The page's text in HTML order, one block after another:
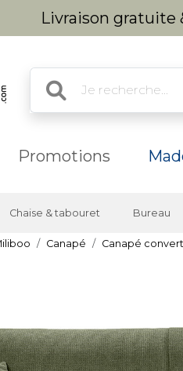
Livraison gratuite
Promotions
Chaise & tabouret Bureau
Canapé Canapé